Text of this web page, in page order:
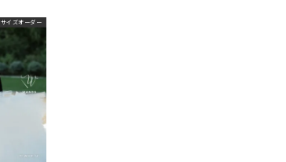
サイズオーダー